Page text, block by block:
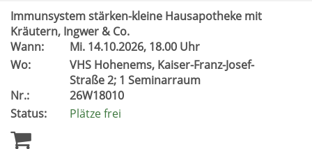
Immunsystem stärken-kleine Hausapotheke mit
Kräutern, Ingwer & Co.
Wann:
Mi. 14.10.2026, 18.00 Uhr
Wo:
VHS Hohenems, Kaiser-Franz-Josef-
Straße 2; 1 Seminarraum
Nr.:
26W18010
Status:
Plätze frei